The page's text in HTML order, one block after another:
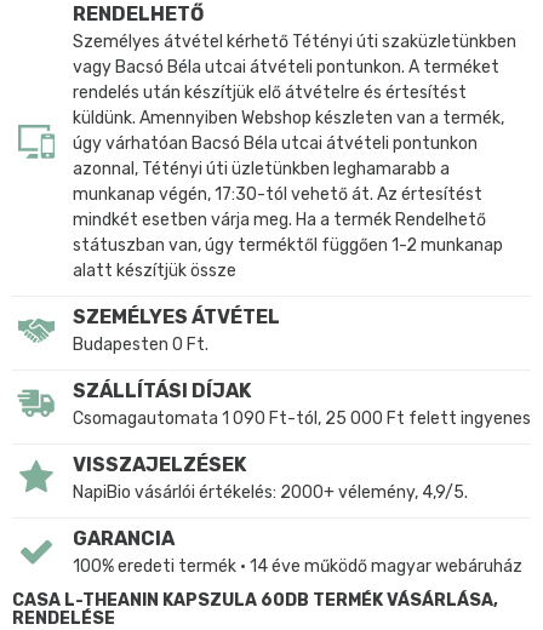
RENDELHETŐ
Személyes átvétel kérhető Tétényi úti szaküzletünkben
vagy Bacsó Béla utcai átvételi pontunkon. A terméket
rendelés után készítjük elő átvételre és értesítést
küldünk. Amennyiben Webshop készleten van a termék,
úgy várhatóan Bacsó Béla utcai átvételi pontunkon
azonnal, Tétényi úti üzletünkben leghamarabb a
munkanap végén, 17:30-tól vehető át. Az értesítést
mindkét esetben várja meg. Ha a termék Rendelhető
státuszban van, úgy terméktől függően 1-2 munkanap
alatt készítjük össze
SZEMÉLYES ÁTVÉTEL
Budapesten 0 Ft.
SZÁLLÍTÁSI DÍJAK
Csomagautomata 1 090 Ft-tól, 25 000 Ft felett ingyenes
VISSZAJELZÉSEK
NapiBio vásárlói értékelés: 2000+ vélemény, 4,9/5.
GARANCIA
100% eredeti termék • 14 éve működő magyar webáruház
CASA L-THEANIN KAPSZULA 60DB TERMÉK VÁSÁRLÁSA,
RENDELÉSE